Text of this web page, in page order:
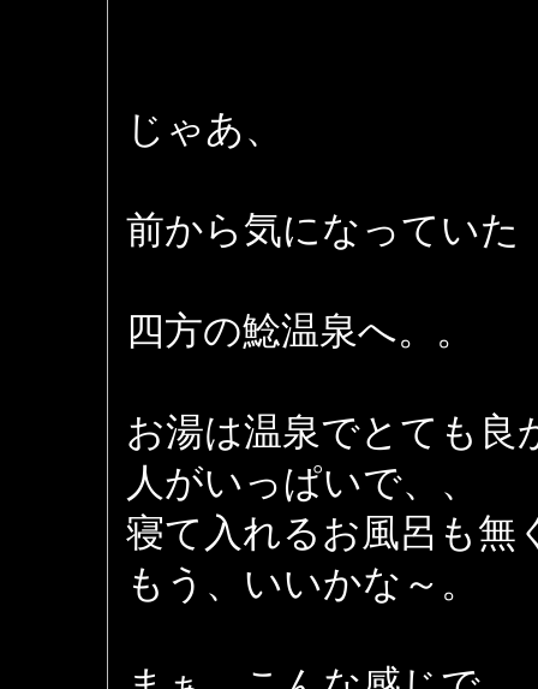
じゃあ、
前から気になっていた
四方の鯰温泉へ。。
お湯は温泉でとても良
人がいっぱいで、、
寝て入れるお風呂も無
もう、いいかな～。